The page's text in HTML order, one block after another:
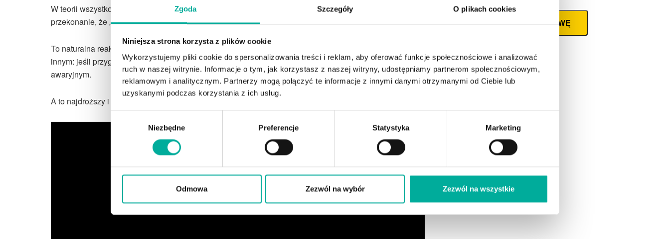
Zgoda Szczegóły O plikach cookies
Niniejsza strona korzysta z plików cookie
Wykorzystujemy pliki cookie do spersonalizowania treści i reklam, aby oferować funkcje społecznościowe i analizować
ruch w naszej witrynie. Informacje o tym, jak korzystasz z naszej witryny, udostępniamy partnerom społecznościowym,
reklamowym i analitycznym. Partnerzy mogą połączyć te informacje z innymi danymi otrzymanymi od Ciebie lub
uzyskanymi podczas korzystania z ich usług.
Niezbędne Preferencje Statystyka Marketing
Odmowa Zezwól na wybór Zezwól na wszystkie
W teorii wszystko jest jasne. Jednak rozmowy z przedsiębiorcami pokazują coś innego. Wciąż pojawia się
przekonanie, że „zobaczymy bliżej terminu” albo „pewnie jeszcze coś się zmieni”.
To naturalna reakcja po wcześniejszych przesunięciach. Tyle że tym razem ryzyko polega na czymś
innym: jeśli przygotowania zaczynają się dopiero w momencie obowiązku, firma wchodzi w KSeF w trybie
awaryjnym.
A to najdroższy i najbardziej stresujący scenariusz.
ZAMÓW ROZMOWĘ